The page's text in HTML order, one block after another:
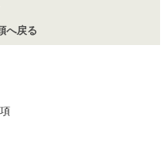
へ戻る